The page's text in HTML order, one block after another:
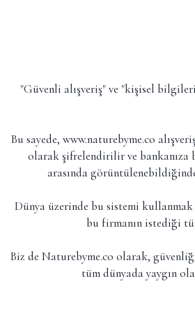
"Güvenli alışveriş" ve "kişisel
Bu sayede, www.naturebyme.co
olarak şifrelendirilir ve bankanıza
arasında
Dünya üzerinde bu sistemi
bu firmanın istediği
Biz de Naturebyme.co olarak,
tüm dünyada yaygın